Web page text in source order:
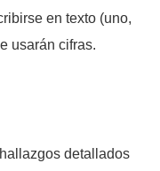
en texto (uno,
usarán cifras.
detallados